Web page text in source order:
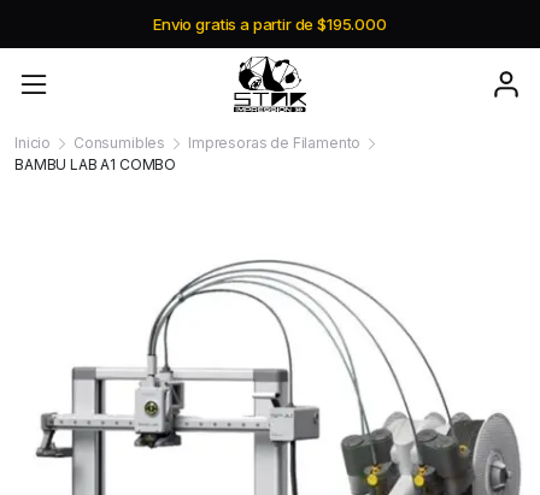
Envio gratis a partir de $195.000
Inicio Consumibles
Impresoras de Filamento
BAMBU LAB A1 COMBO